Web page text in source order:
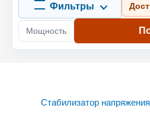
Фильтры
Мощность
Стабилизатор